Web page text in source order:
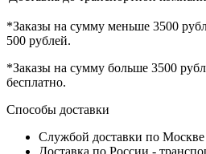
*Заказы на сумму меньше 3500
500 рублей.
*Заказы на сумму больше 3500
бесплатно.
Способы доставки
Службой доставки по
Доставка по России -